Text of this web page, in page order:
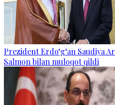
Prezident Erdo‘g‘an Saudiya
Salmon bilan muloqot qildi